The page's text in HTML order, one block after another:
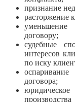
признание
расторжение
договору;
судебные
интересов
по иску
договора;